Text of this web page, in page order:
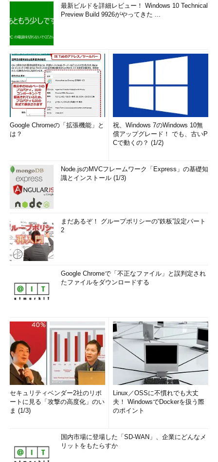
最新ビルドを詳細レビュー！ Windows 10 Technical
Preview Build 9926がやってきた ...
Google Chromeの「拡張機能」と
は？
祝、Windows 7のWindows 10無
償アップグレード！ でも、古いP
Cで動くの？ (1/2)
Node.jsのMVCフレームワーク「Express」の基礎知
識とインストール (1/3)
まだあるぞ！ グループポリシーの“鉄板”設定パート
2
Google Chromeで「不正なファイル」と誤判定され
たファイルをダウンロードする
セキュリティベンダー2社のリポ
ートに見る「攻撃の高度化」のい
ま (1/3)
Linux／OSSに不慣れでも大丈
夫！ WindowsでDockerを扱う際
のポイント
国内市場に登場した「SD-WAN」、企業にどんなメ
リットをもたらすか